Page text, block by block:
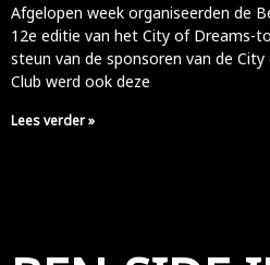
Afgelopen week organiseerden de
12e editie van het City of Dreams-
steun van de sponsoren van de
Club werd ook deze
Lees verder »